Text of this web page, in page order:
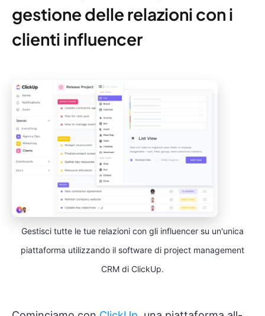
gestione delle relazioni con i
clienti influencer
Gestisci tutte le tue relazioni con gli influencer su un'unica
piattaforma utilizzando il software di project management
CRM di ClickUp.